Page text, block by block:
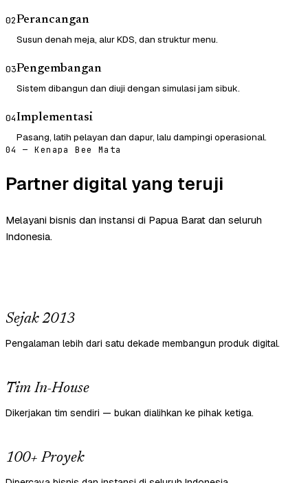
02Perancangan
Susun denah meja, alur KDS, dan struktur menu.
03Pengembangan
Sistem dibangun dan diuji dengan simulasi jam sibuk.
04Implementasi
Pasang, latih pelayan dan dapur, lalu dampingi operasional.
04 — Kenapa Bee Mata
Partner digital yang teruji
Melayani bisnis dan instansi di Papua Barat dan seluruh
Indonesia.
Sejak 2013
Pengalaman lebih dari satu dekade membangun produk digital.
Tim In-House
Dikerjakan tim sendiri — bukan dialihkan ke pihak ketiga.
100+ Proyek